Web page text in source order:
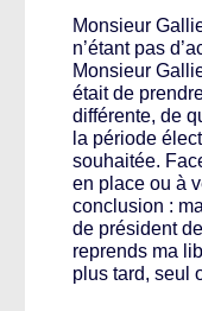
Monsieur
n’étant pas
Monsieur
était de
différente, de
la période
souhaitée.
en place ou à
conclusion :
de président
reprends ma
plus tard, seul